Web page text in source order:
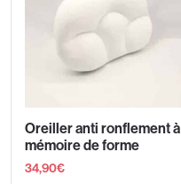
Oreiller anti ronflement à
mémoire de forme
34,90€